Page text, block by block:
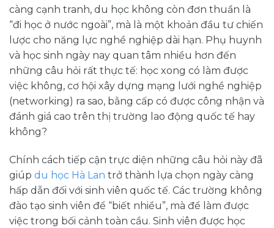
càng cạnh tranh, du học không còn đơn thuần là
“đi học ở nước ngoài”, mà là một khoản đầu tư chiến
lược cho năng lực nghề nghiệp dài hạn. Phụ huynh
và học sinh ngày nay quan tâm nhiều hơn đến
những câu hỏi rất thực tế: học xong có làm được
việc không, cơ hội xây dựng mạng lưới nghề nghiệp
(networking) ra sao, bằng cấp có được công nhận và
đánh giá cao trên thị trường lao động quốc tế hay
không?
Chính cách tiếp cận trực diện những câu hỏi này đã
giúp du học Hà Lan trở thành lựa chọn ngày càng
hấp dẫn đối với sinh viên quốc tế. Các trường không
đào tạo sinh viên để “biết nhiều”, mà để làm được
việc trong bối cảnh toàn cầu. Sinh viên được học